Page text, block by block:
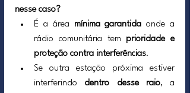
nesse caso?
É a área mínima garantida onde a
rádio comunitária tem prioridade e
proteção contra interferências.
Se outra estação próxima estiver
interferindo dentro desse raio, a